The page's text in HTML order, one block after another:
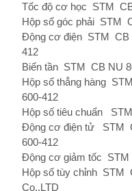
Tốc độ cơ học STM
Hộp số góc phải STM
Động cơ điện STM CB
412
Biến tần STM CB NU
Hộp số thẳng hàng STM
600-412
Hộp số tiêu chuẩn
STM
Động cơ điện tử
STM
600-412
Động cơ giảm tốc STM
Hộp số tùy chỉnh STM
Co.,LTD